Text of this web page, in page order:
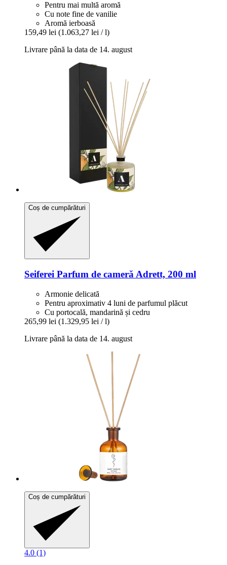
Pentru mai multă aromă
Cu note fine de vanilie
Aromă ierboasă
159,49 lei (1.063,27 lei / l)
Livrare până la data de 14. august
Coș de cumpărături
Seiferei Parfum de cameră Adrett, 200 ml
Armonie delicată
Pentru aproximativ 4 luni de parfumul plăcut
Cu portocală, mandarină și cedru
265,99 lei (1.329,95 lei / l)
Livrare până la data de 14. august
Coș de cumpărături
4.0 (1)